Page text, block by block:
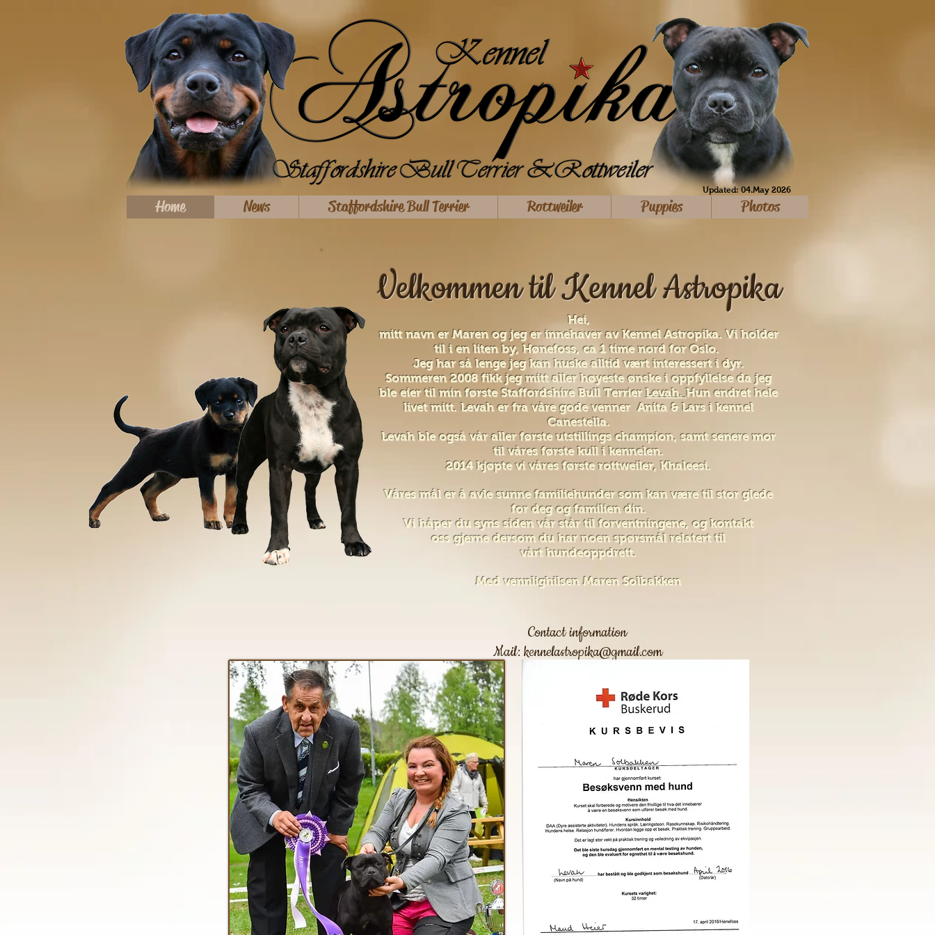
Updated: 04.May 2026
Velkommen til Kennel Astropika
Hei,
mitt navn er Maren og jeg er innehaver av Kennel Astropika. Vi holder
til i en liten by, Hønefoss, ca 1 time nord for Oslo.
Jeg har så lenge jeg kan huske alltid vært interessert i dyr.
Sommeren 2008 fikk jeg mitt aller høyeste ønske i oppfyllelse da jeg
ble eier til min første Staffordshire Bull TerrierLevah.Hun endret hele
livet mitt. Levah er fra våre gode venner Anita & Lars i kennel
Canestella.
Levah ble også vår aller første utstillings champion, samt senere mor
til våres første kull i kennelen.
2014 kjøpte vi våres første rottweiler, Khaleesi.
Våres mål er å avle sunne familiehunder som kan være til stor glede
for deg og familien din.
Vi håper du syns siden vår står til forventningene, og kontakt
oss gjerne dersom du har noen spørsmål relatert til
vårt hundeoppdrett.
Med vennlighilsen Maren Solbakken
Contact information
Mail: kennelastropika@gmail.com
Home News Staffordshire Bull Terrier Rottweiler Puppies Photos